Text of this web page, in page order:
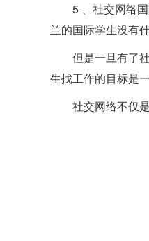
5 、社交网络
兰的国际学生没有
但是一旦有了
生找工作的目标是
社交网络不仅